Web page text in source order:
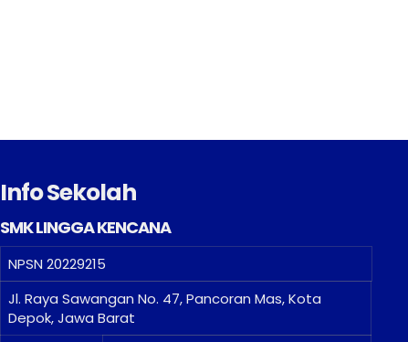
Info Sekolah
SMK LINGGA KENCANA
NPSN 20229215
Jl. Raya Sawangan No. 47, Pancoran Mas, Kota
Depok, Jawa Barat